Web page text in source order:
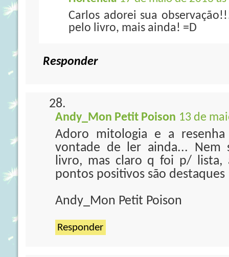
Carlos adorei sua
pelo livro, mais ainda! =D
Responder
Andy_Mon Petit Poison 13 de
Adoro mitologia e a
vontade de ler ainda... Nem
livro, mas claro q foi p/ lista,
pontos positivos são destaques
Andy_Mon Petit Poison
Responder